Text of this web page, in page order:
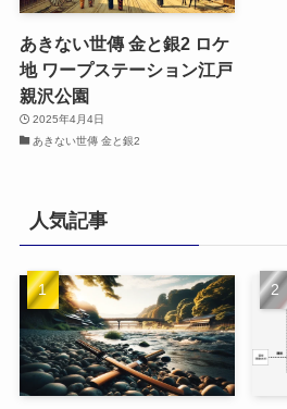
あきない世傳 金と銀2 ロケ
地 ワープステーション江戸
親沢公園
2025年4月4日
あきない世傳 金と銀2
人気記事